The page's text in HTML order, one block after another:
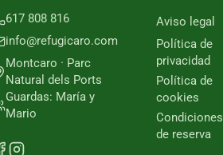
617 808 816
info@refugicaro.com
Montcaro · Parc
Natural dels Ports
Guardas: María y
Mario
Aviso legal
Política de
privacidad
Política de
cookies
Condiciones
de reserva